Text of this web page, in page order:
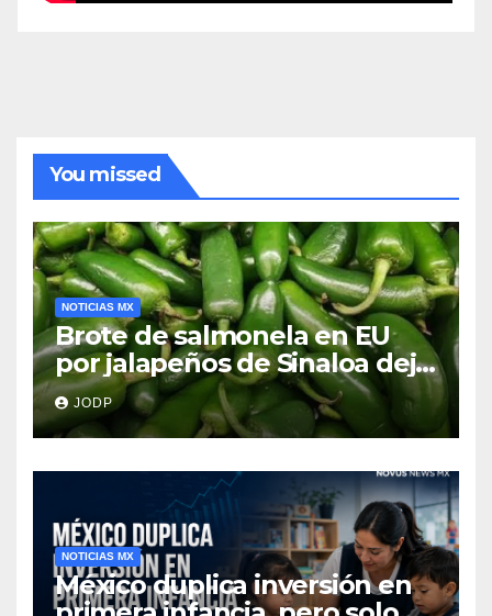
You missed
NOTICIAS MX
Brote de salmonela en EU
por jalapeños de Sinaloa deja
345 enfermos y 36
hospitalizados
JODP
NOTICIAS MX
México duplica inversión en